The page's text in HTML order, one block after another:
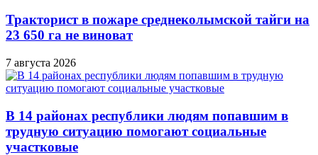
Тракторист в пожаре среднеколымской тайги на
23 650 га не виноват
7 августа 2026
В 14 районах республики людям попавшим в
трудную ситуацию помогают социальные
участковые